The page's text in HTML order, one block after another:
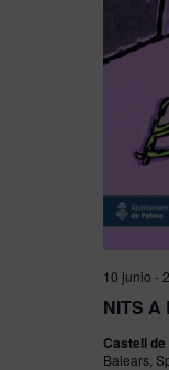
NITS A
10 junio -
Castell
Balears,